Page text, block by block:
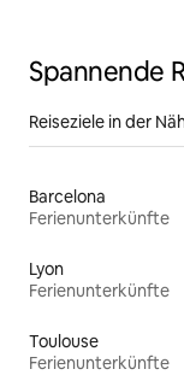
Spannende
Reiseziele in der
Barcelona
Ferienunterkünfte
Lyon
Ferienunterkünfte
Toulouse
Ferienunterkünfte